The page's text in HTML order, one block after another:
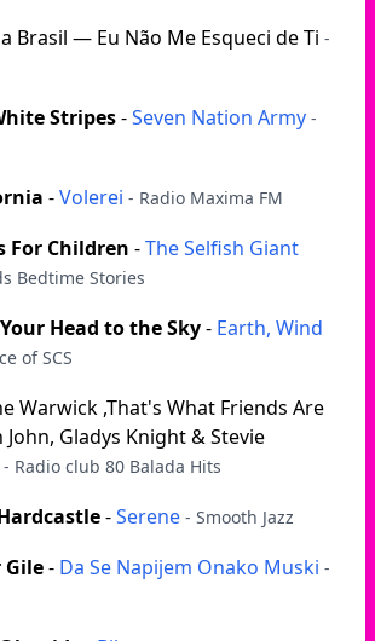
Brasil — Eu Não Me Esqueci de Ti -
Stripes-Seven Nation Army -
-Volerei - Radio Maxima FM
For Children -The Selfish Giant
Bedtime Stories
Head to the Sky- Earth, Wind
of SCS
Warwick ,That's What Friends Are
Gladys Knight & Stevie
- Radio club 80 Balada Hits
-Serene - Smooth Jazz
Gile- Da Se Napijem Onako Muski -